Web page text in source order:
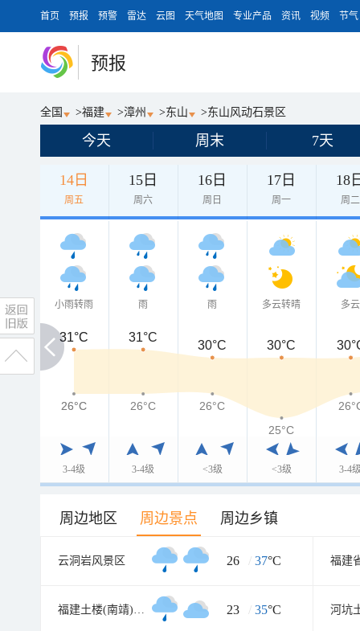
首页 预报 预警 雷达 云图 天气地图 专业产品 资讯 视频 节气
预报
全国 >福建 >漳州 >东山 >东山风动石景区
今天 周末 7天
14日
周五
15日
周六
16日
周日
17日
周一
18
周二
小雨转雨
3-4级
雨
3-4级
雨
<3级
多云转晴
<3级
多云
3-4
31°C
31°C 31°C
30°C 30°C
26°C
26°C 26°C
26°C
25°C
周边地区 周边景点 周边乡镇
云洞岩风景区 26 / 37°C
福建土楼(南靖)景区 23 / 35°C 河坑